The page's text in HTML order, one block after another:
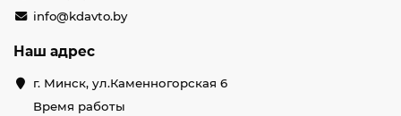
info@kdavto.by
Наш адрес
г. Минск, ул.Каменногорская 6
Время работы